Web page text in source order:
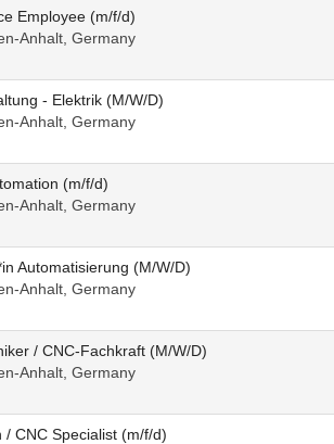
Employee (m/f/d)
Anhalt, Germany
- Elektrik (M/W/D)
Anhalt, Germany
(m/f/d)
Anhalt, Germany
Automatisierung (M/W/D)
Anhalt, Germany
/ CNC-Fachkraft (M/W/D)
Anhalt, Germany
/ CNC Specialist (m/f/d)